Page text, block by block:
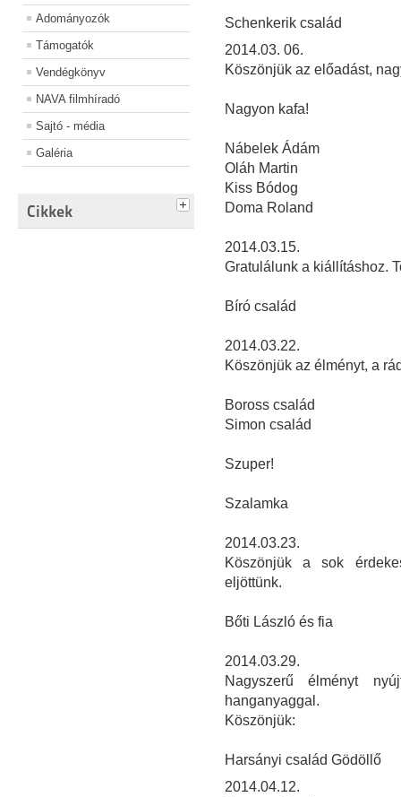
Adományozók
Támogatók
Vendégkönyv
NAVA filmhíradó
Sajtó - média
Galéria
Cikkek
Schenkerik család
2014.03. 06.
Köszönjük az előadást,
Nagyon kafa!
Nábelek Ádám
Oláh Martin
Kiss Bódog
Doma Roland
2014.03.15.
Gratulálunk a kiállításhoz.
Bíró család
2014.03.22.
Köszönjük az élményt, a
Boross család
Simon család
Szuper!
Szalamka
2014.03.23.
Köszönjük a sok
eljöttünk.
Bőti László és fia
2014.03.29.
Nagyszerű élményt
hanganyaggal.
Köszönjük:
Harsányi család Gödöllő
2014.04.12.